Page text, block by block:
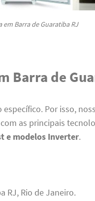
Barra de Guaratiba RJ
Barra de
específico. Por isso,
as principais
e modelos Inverter.
RJ, Rio de Janeiro.